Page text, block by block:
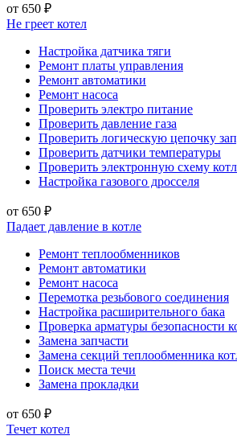
от 650 ₽
Не греет котел
Настройка датчика тяги
Ремонт платы управления
Ремонт автоматики
Ремонт насоса
Проверить электро питание
Проверить давление газа
Проверить логическую цепочку
Проверить датчики температуры
Проверить электронную схему
Настройка газового дросселя
от 650 ₽
Падает давление в котле
Ремонт теплообменников
Ремонт автоматики
Ремонт насоса
Перемотка резьбового соединения
Настройка расширительного бака
Проверка арматуры безопасности
Замена запчасти
Замена секций теплообменника
Поиск места течи
Замена прокладки
от 650 ₽
Течет котел